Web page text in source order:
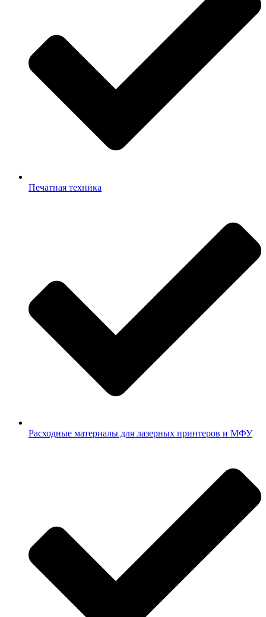
Печатная техника
Расходные материалы для лазерных принтеров и МФУ